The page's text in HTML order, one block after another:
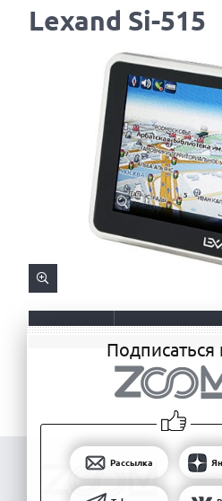
Lexand Si-515
ОПИСАНИЕ
Подписаться
Рассылка